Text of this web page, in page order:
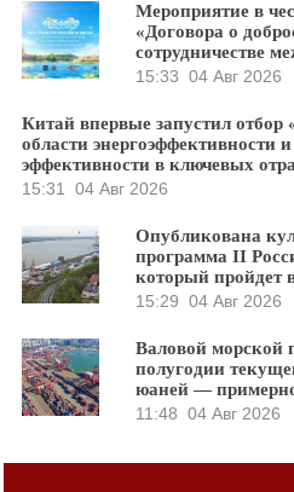
Мероприятие в
«Договора о
сотрудничестве
15:33 04 Авг 2026
Китай впервые запустил отбор
области энергоэффективности
эффективности в ключевых
15:31
04 Авг 2026
Опубликована
программа II
который пройдет
15:29 04 Авг 2026
Валовой морской
полугодии
юаней —
11:48 04 Авг 2026